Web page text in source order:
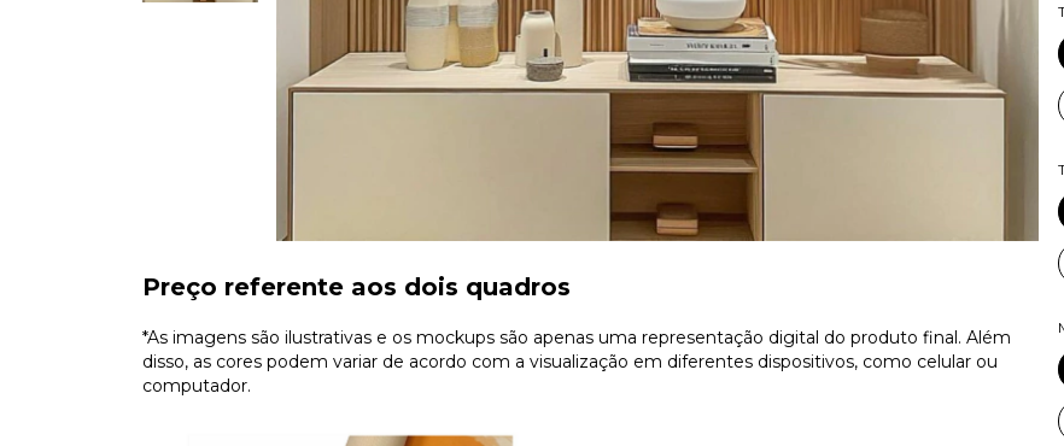
Preço referente aos dois quadros
*As imagens são ilustrativas e os mockups são apenas uma representação digital do produto final. Além
disso, as cores podem variar de acordo com a visualização em diferentes dispositivos, como celular ou
computador.